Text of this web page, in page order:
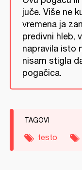
juče. Više ne
vremena ja
predivni hleb,
napravila isto
nisam stigla
pogačica.
TAGOVI
testo